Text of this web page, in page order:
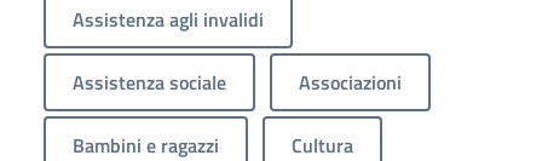
Assistenza agli invalidi
Assistenza sociale Associazioni
Bambini e ragazzi Cultura